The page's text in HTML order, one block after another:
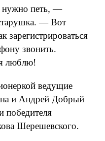
нужно петь, —
— Вот
зарегистрироваться
звонить.
люблю!
ведущие
и Андрей Добрый
победителя
Шерешевского.